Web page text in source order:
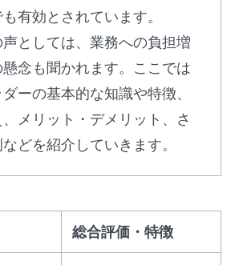
有効とされています。
としては、業務への負担増
念も聞かれます。ここでは
ーの基本的な知識や特徴、
メリット・デメリット、さ
どを紹介していきます。
総合評価・特徴